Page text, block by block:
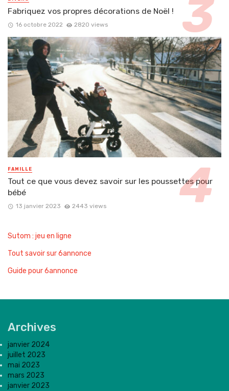
Fabriquez vos propres décorations de Noël !
16 octobre 2022 2820 views
FAMILLE
Tout ce que vous devez savoir sur les poussettes pour
bébé
13 janvier 2023 2443 views
Sutom : jeu en ligne
Tout savoir sur 6annonce
Guide pour 6annonce
Archives
janvier 2024
juillet 2023
mai 2023
mars 2023
janvier 2023